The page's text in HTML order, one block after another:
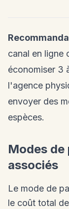
canal en ligne
économiser 3
l'agence
envoyer des
espèces.
Modes
associés
Le mode de
le coût total